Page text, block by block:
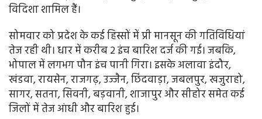
विदिशा शामिल हैं।
सोमवार को प्रदेश के कई हिस्सों में प्री मानसून की गतिविधियां
तेज रही थी। धार में करीब 2 इंच बारिश दर्ज की गई। जबकि,
भोपाल में लगभग पौन इंच पानी गिरा। इसके अलावा इंदौर,
खंडवा, रायसेन, राजगढ़, उज्जैन, छिंदवाड़ा, जबलपुर, खजुराहो,
सागर, सतना, सिवनी, बड़वानी, शाजापुर और सीहोर समेत कई
जिलों में तेज आंधी और बारिश हुई।